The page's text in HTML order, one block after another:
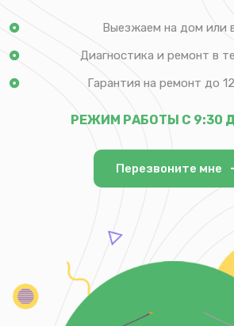
Выезжаем на дом или
Диагностика и ремонт в
Гарантия на ремонт до
РЕЖИМ РАБОТЫ С 9:30
Перезвоните мне